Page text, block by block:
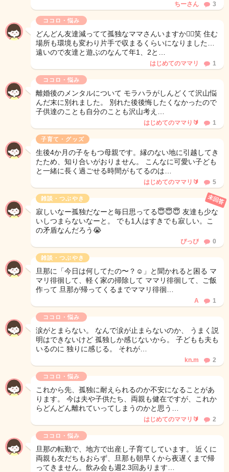
ちーさん 3
ココロ・悩み
どんどん友達減ってて孤独なママさんいますか🙋‍♀️笑 住む
場所も環境も変わり片手で収まるくらいになりました…
遠いので友達と遊ぶのなんて年1、2と…
はじめてのママリ 1
ココロ・悩み
離婚後のメンタルについて モラハラがしんどくて沢山悩
んだ末に別れました。 別れた後後悔したくなかったので
子供達のことも自分のことも沢山考え…
はじめてのママり🔰 1
子育て・グッズ
生後4か月の子をもつ母親です。縁のない地に引越してき
たため、知り合いがおりません。 こんなに可愛い子ども
と一緒に長く過ごせる時間がもてるのは…
はじめてのママリ🔰 5
雑談・つぶやき
寂しいなー孤独だなーと毎日思ってる😇😇😇 友達も少な
いしつまらないなーと。 でも1人はすきでも寂しい。こ
の矛盾なんだろう😭
未回答
ぴっぴ 0
雑談・つぶやき
旦那に「今日は何してたの〜？☺️」と聞かれると困る マ
マリ徘徊して、軽く家の掃除して ママリ徘徊して、ご飯
作って 旦那が帰ってくるまでママリ徘徊…
A 1
ココロ・悩み
涙がとまらない。 なんで涙が止まらないのか、 うまく説
明はできないけど 孤独しか感じないから。 子どもも夫も
いるのに 独りに感じる。 それが…
kn.m 2
ココロ・悩み
これから先、孤独に耐えられるのか不安になることがあ
ります。 今は夫や子供たち、両親も健在ですが、これか
らどんどん離れていってしまうのかと思う…
はじめてのママリ🔰 2
ココロ・悩み
旦那の転勤で、地方で出産し子育てしています。 近くに
両親も友だちもおらず、旦那も朝早くから夜遅くまで帰
ってきません。飲み会も週2.3回あります…